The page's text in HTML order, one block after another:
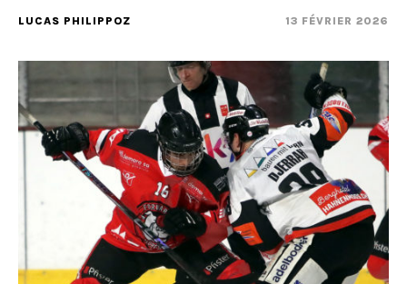
LUCAS PHILIPPOZ 13 FÉVRIER 2026